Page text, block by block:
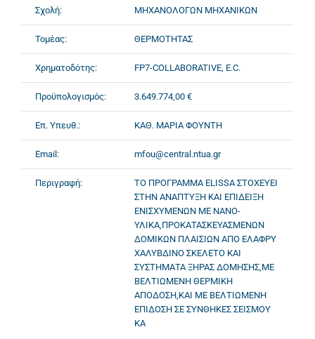
Σχολή: ΜΗΧΑΝΟΛΟΓΩΝ ΜΗΧΑΝΙΚΩΝ
Τομέας: ΘΕΡΜΟΤΗΤΑΣ
Χρηματοδότης: FP7-COLLABORATIVE, E.C.
Προϋπολογισμός: 3.649.774,00 €
Επ. Υπευθ.: ΚΑΘ. ΜΑΡΙΑ ΦΟΥΝΤΗ
Email: mfou@central.ntua.gr
Περιγραφή:
ΤΟ ΠΡΟΓΡΑΜΜΑ ELISSA ΣΤΟΧΕΥΕΙ
ΣΤΗΝ ΑΝΑΠΤΥΞΗ ΚΑΙ ΕΠΙΔΕΙΞΗ
ΕΝΙΣΧΥΜΕΝΩΝ ΜΕ ΝΑΝΟ-
ΥΛΙΚΑ,ΠΡΟΚΑΤΑΣΚΕΥΑΣΜΕΝΩΝ
ΔΟΜΙΚΩΝ ΠΛΑΙΣΙΩΝ ΑΠΟ ΕΛΑΦΡΥ
ΧΑΛΥΒΔΙΝΟ ΣΚΕΛΕΤΟ ΚΑΙ
ΣΥΣΤΗΜΑΤΑ ΞΗΡΑΣ ΔΟΜΗΣΗΣ,ΜΕ
ΒΕΛΤΙΩΜΕΝΗ ΘΕΡΜΙΚΗ
ΑΠΟΔΟΣΗ,ΚΑΙ ΜΕ ΒΕΛΤΙΩΜΕΝΗ
ΕΠΙΔΟΣΗ ΣΕ ΣΥΝΘΗΚΕΣ ΣΕΙΣΜΟΥ
ΚΑ